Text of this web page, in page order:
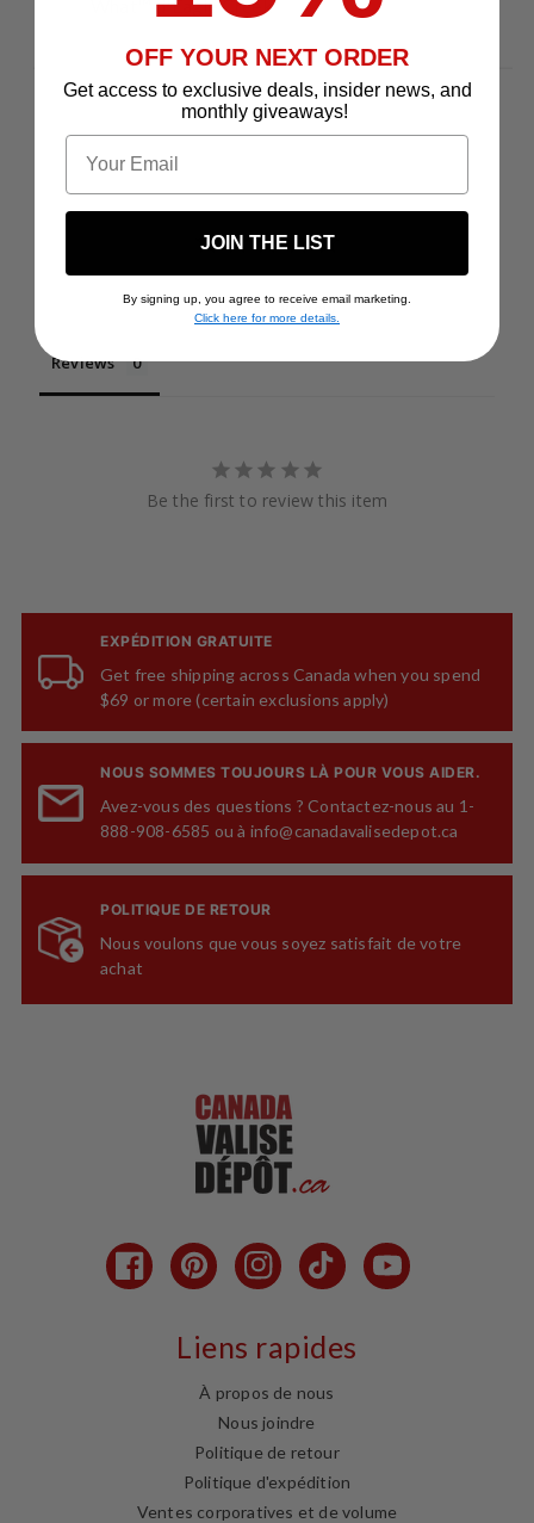
What™ d'Eagle Creek
Write a Review
Reviews
Be the first to review this item
EXPÉDITION GRATUITE
Get free shipping across Canada when you spend
$69 or more (certain exclusions apply)
NOUS SOMMES TOUJOURS LÀ POUR VOUS AIDER.
Avez-vous des questions ? Contactez-nous au 1-
888-908-6585 ou à info@canadavalisedepot.ca
POLITIQUE DE RETOUR
Nous voulons que vous soyez satisfait de votre
achat
FacebookPinterestInstagram
TikTokYouTube
Liens rapides
À propos de nous
Nous joindre
Politique de retour
Politique d'expédition
Ventes corporatives et de volume
OFF YOUR NEXT ORDER
Get access to exclusive deals, insider news, and
monthly giveaways!
Email
JOIN THE LIST
By signing up, you agree to receive email marketing.
Click here for more details.